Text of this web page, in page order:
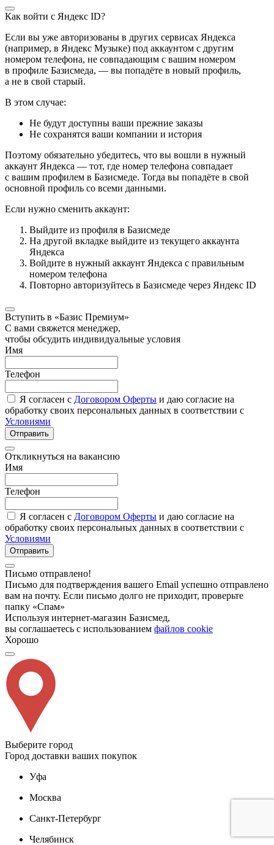
Как войти с Яндекс ID?
Если вы уже авторизованы в других сервисах Яндекса
(например, в Яндекс Музыке) под аккаунтом с другим
номером телефона, не совпадающим с вашим номером
в профиле Базисмеда, — вы попадёте в новый профиль,
а не в свой старый.
В этом случае:
Не будут доступны ваши прежние заказы
Не сохранятся ваши компании и история
Поэтому обязательно убедитесь, что вы вошли в нужный
аккаунт Яндекса — тот, где номер телефона совпадает
с вашим профилем в Базисмеде. Тогда вы попадёте в свой
основной профиль со всеми данными.
Если нужно сменить аккаунт:
Выйдите из профиля в Базисмеде
На другой вкладке выйдите из текущего аккаунта
Яндекса
Войдите в нужный аккаунт Яндекса с правильным
номером телефона
Повторно авторизуйтесь в Базисмеде через Яндекс ID
Вступить в «Базис Премиум»
С вами свяжется менеджер,
чтобы обсудить индивидуальные условия
Имя
Телефон
Я согласен с Договором Оферты и даю согласие на
обработку своих персональных данных в соответствии с
Условиями
Отправить
Откликнуться на вакансию
Имя
Телефон
Я согласен с Договором Оферты и даю согласие на
обработку своих персональных данных в соответствии с
Условиями
Отправить
Письмо отправлено!
Письмо для подтверждения вашего Email успешно отправлено
вам на почту. Если письмо долго не приходит, проверьте
папку «Спам»
Используя интернет-магазин Базисмед,
вы соглашаетесь с использованием файлов cookie
Хорошо
Выберите город
Город доставки ваших покупок
Уфа
Москва
Санкт-Петербург
Челябинск